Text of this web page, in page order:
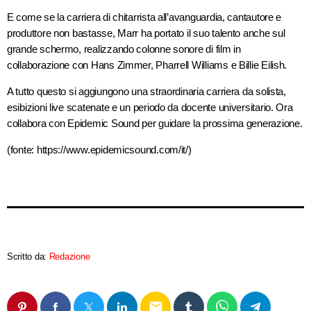
E come se la carriera di chitarrista all’avanguardia, cantautore e
produttore non bastasse, Marr ha portato il suo talento anche sul
grande schermo, realizzando colonne sonore di film in
collaborazione con Hans Zimmer, Pharrell Williams e Billie Eilish.
A tutto questo si aggiungono una straordinaria carriera da solista,
esibizioni live scatenate e un periodo da docente universitario. Ora
collabora con Epidemic Sound per guidare la prossima generazione.
(fonte: https://www.epidemicsound.com/it/)
Scritto da: Redazione
email